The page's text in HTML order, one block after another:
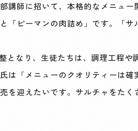
講師に招いて、本格的なメニュ
「ピーマンの肉詰め」です。「
となり、生徒たちは、調理工程
は「メニューのクオリティーは
を迎えたいです。サルチャをた